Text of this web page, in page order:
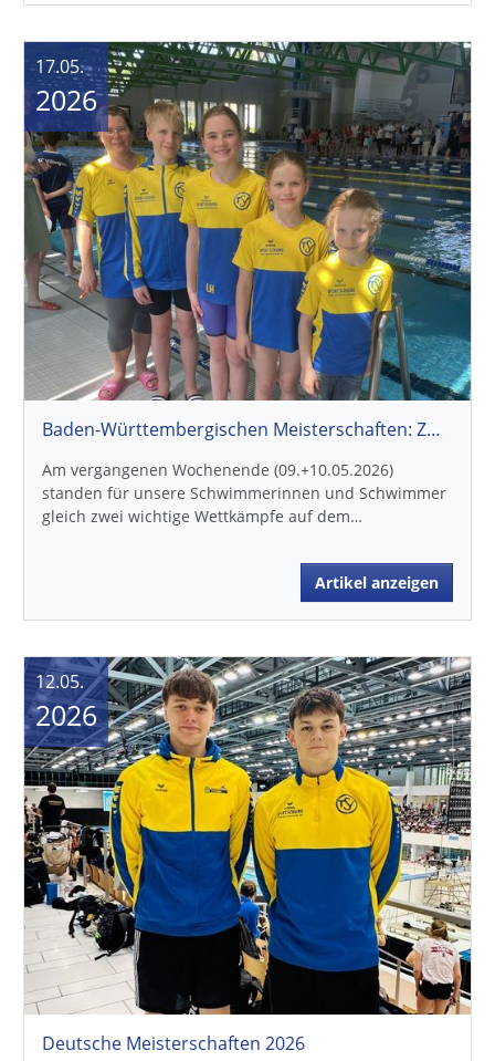
Baden-Württembergischen Meisterschaften: Zwei Wettkämpfe, viele Bestzeiten
Am vergangenen Wochenende (09.+10.05.2026)
standen für unsere Schwimmerinnen und Schwimmer
gleich zwei wichtige Wettkämpfe auf dem…
Artikel anzeigen
17.05.
2026
Deutsche Meisterschaften 2026
12.05.
2026